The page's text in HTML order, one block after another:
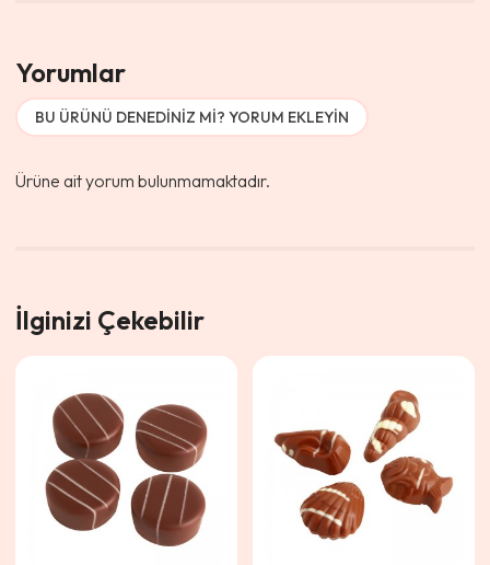
Yorumlar
BU ÜRÜNÜ DENEDINIZ MI? YORUM EKLEYIN
Ürüne ait yorum bulunmamaktadır.
İlginizi Çekebilir